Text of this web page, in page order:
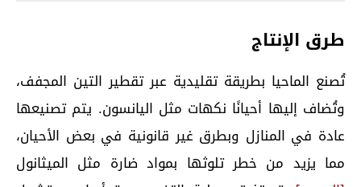
طرق الإنتاج
تُصنع الماحيا بطريقة تقليدية عبر تقطير التين المجفف،
وتُضاف إليها أحيانًا نكهات مثل اليانسون. يتم تصنيعها
عادة في المنازل وبطرق غير قانونية في بعض الأحيان،
مما يزيد من خطر تلوثها بمواد ضارة مثل الميثانول